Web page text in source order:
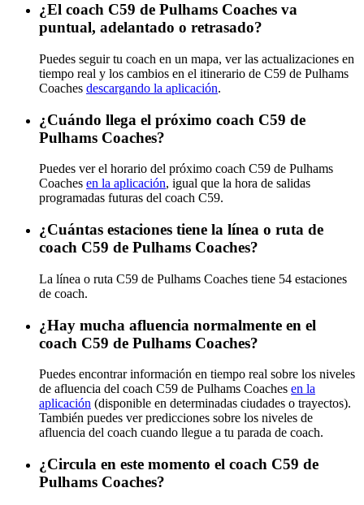
¿El coach C59 de Pulhams Coaches va
puntual, adelantado o retrasado?
Puedes seguir tu coach en un mapa, ver las actualizaciones en
tiempo real y los cambios en el itinerario de C59 de Pulhams
Coaches descargando la aplicación.
¿Cuándo llega el próximo coach C59 de
Pulhams Coaches?
Puedes ver el horario del próximo coach C59 de Pulhams
Coaches en la aplicación, igual que la hora de salidas
programadas futuras del coach C59.
¿Cuántas estaciones tiene la línea o ruta de
coach C59 de Pulhams Coaches?
La línea o ruta C59 de Pulhams Coaches tiene 54 estaciones
de coach.
¿Hay mucha afluencia normalmente en el
coach C59 de Pulhams Coaches?
Puedes encontrar información en tiempo real sobre los niveles
de afluencia del coach C59 de Pulhams Coaches en la
aplicación (disponible en determinadas ciudades o trayectos).
También puedes ver predicciones sobre los niveles de
afluencia del coach cuando llegue a tu parada de coach.
¿Circula en este momento el coach C59 de
Pulhams Coaches?